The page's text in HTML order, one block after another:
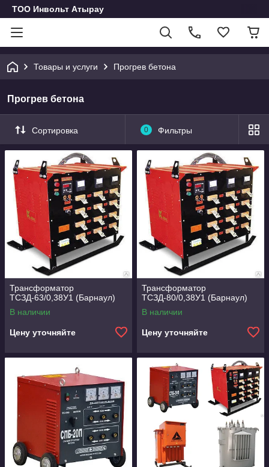
ТОО Инвольт Атырау
Товары и услуги Прогрев бетона
Прогрев бетона
Сортировка 0 Фильтры
Трансформатор
ТСЗД-63/0,38У1 (Барнаул)
В наличии
Цену уточняйте
Трансформатор
ТСЗД-80/0,38У1 (Барнаул)
В наличии
Цену уточняйте